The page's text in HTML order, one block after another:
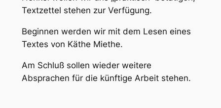
Textzettel stehen zur Verfügung.
Beginnen werden wir mit dem Lesen eines
Textes von Käthe Miethe.
Am Schluß sollen wieder weitere
Absprachen für die künftige Arbeit stehen.